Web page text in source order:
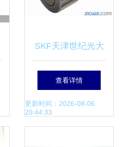
SKF天津世纪光大
轴承 机械零部件制
造的卓越之选
查看详情
更新时间：2026-08-06
20:44:33